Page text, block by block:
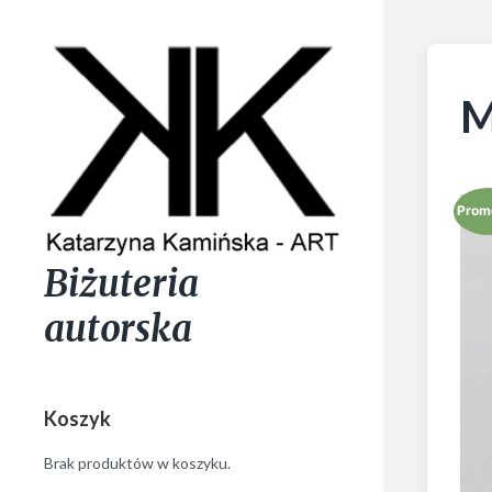
Biżuteria
autorska
Koszyk
Brak produktów w koszyku.